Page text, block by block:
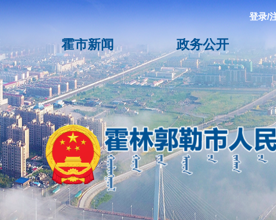
登录/
霍市新闻 政务公开